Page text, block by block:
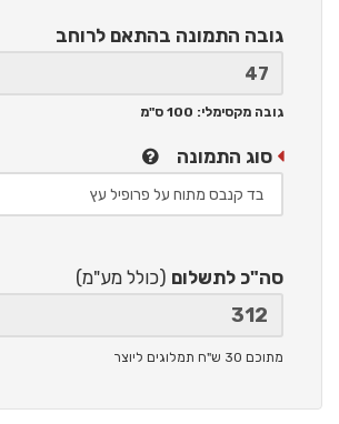
גובה התמונה בהתאם לרוחב
גובה מקסימלי: 100 ס"מ
סוג התמונה
סה"כ לתשלום (כולל מע"מ)
מתוכם 30 ש"ח תמלוגים ליוצר